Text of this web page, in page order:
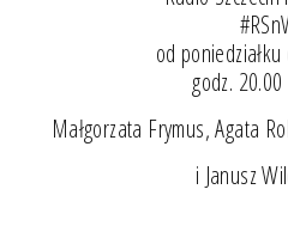
od
godz.
Małgorzata Frymus, Agata
i Janusz